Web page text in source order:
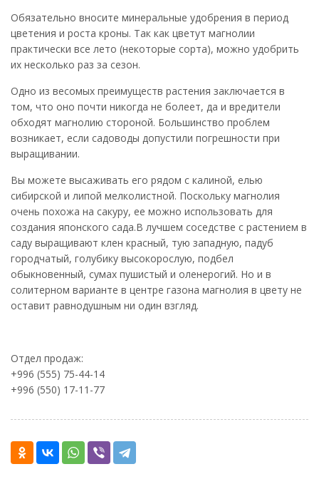
Обязательно вносите минеральные удобрения в период
цветения и роста кроны. Так как цветут магнолии
практически все лето (некоторые сорта), можно удобрить
их несколько раз за сезон.
Одно из весомых преимуществ растения заключается в
том, что оно почти никогда не болеет, да и вредители
обходят магнолию стороной. Большинство проблем
возникает, если садоводы допустили погрешности при
выращивании.
Вы можете высаживать его рядом с калиной, елью
сибирской и липой мелколистной. Поскольку магнолия
очень похожа на сакуру, ее можно использовать для
создания японского сада.В лучшем соседстве с растением в
саду выращивают клен красный, тую западную, падуб
городчатый, голубику высокорослую, подбел
обыкновенный, сумах пушистый и оленерогий. Но и в
солитерном варианте в центре газона магнолия в цвету не
оставит равнодушным ни один взгляд.
Отдел продаж:
+996 (555) 75-44-14
+996 (550) 17-11-77